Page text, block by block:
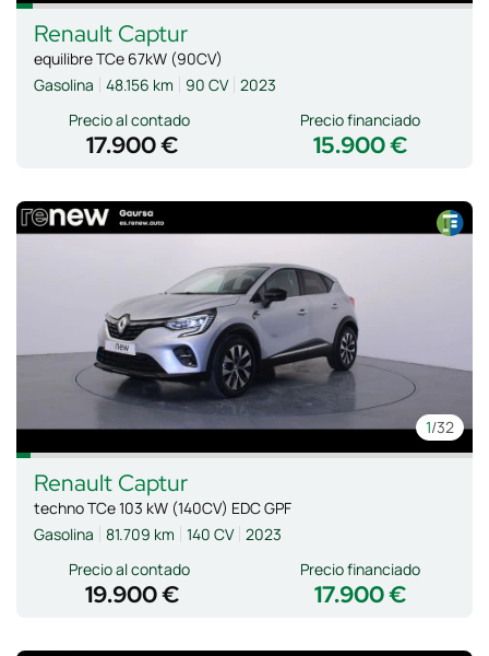
Renault Captur
equilibre TCe 67kW (90CV)
Gasolina
48.156 km 90 CV 2023
Precio al contado
17.900 € 15.900 €
Precio financiado
1/32
Renault Captur
techno TCe 103 kW (140CV) EDC GPF
Gasolina
81.709 km 140 CV 2023
Precio al contado
19.900 € 17.900 €
Precio financiado